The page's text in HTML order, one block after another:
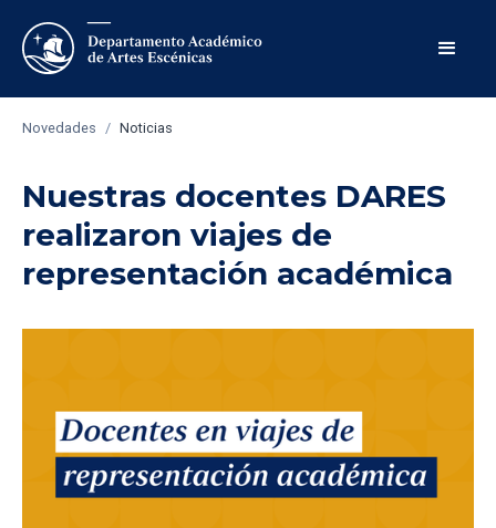
Novedades / Noticias
Nuestras docentes DARES
realizaron viajes de
representación académica